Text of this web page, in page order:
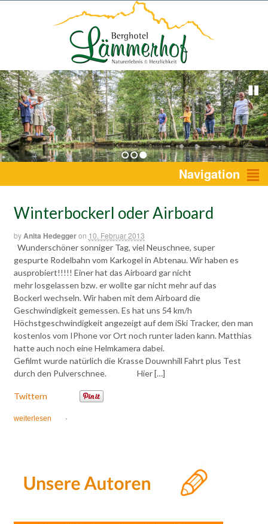
1 2 3 Navigation
Winterbockerl oder Airboard
byAnita Hedeggeron 10. Februar 2013
Wunderschöner sonniger Tag, viel Neuschnee, super
gespurte Rodelbahn vom Karkogel in Abtenau. Wir haben es
ausprobiert!!!!! Einer hat das Airboard gar nicht
mehr losgelassen bzw. er wollte gar nicht mehr auf das
Bockerl wechseln. Wir haben mit dem Airboard die
Geschwindigkeit gemessen. Es hat uns 54 km/h
Höchstgeschwindigkeit angezeigt auf dem iSki Tracker, den man
kostenlos vom IPhone vor Ort noch runter laden kann. Matthias
hatte auch noch eine Helmkamera dabei.
Gefilmt wurde natürlich die Krasse Douwnhill Fahrt plus Test
durch den Pulverschnee. Hier […]
Twittern
weiterlesen ·